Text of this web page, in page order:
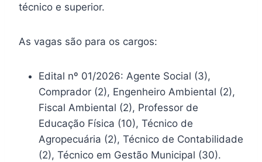
técnico e superior.
As vagas são para os cargos:
Edital nº 01/2026: Agente Social (3),
Comprador (2), Engenheiro Ambiental (2),
Fiscal Ambiental (2), Professor de
Educação Física (10), Técnico de
Agropecuária (2), Técnico de Contabilidade
(2), Técnico em Gestão Municipal (30).